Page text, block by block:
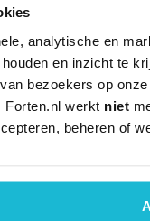
analytische en
en inzicht te
bezoekers op
Forten.nl werkt niet
beheren of